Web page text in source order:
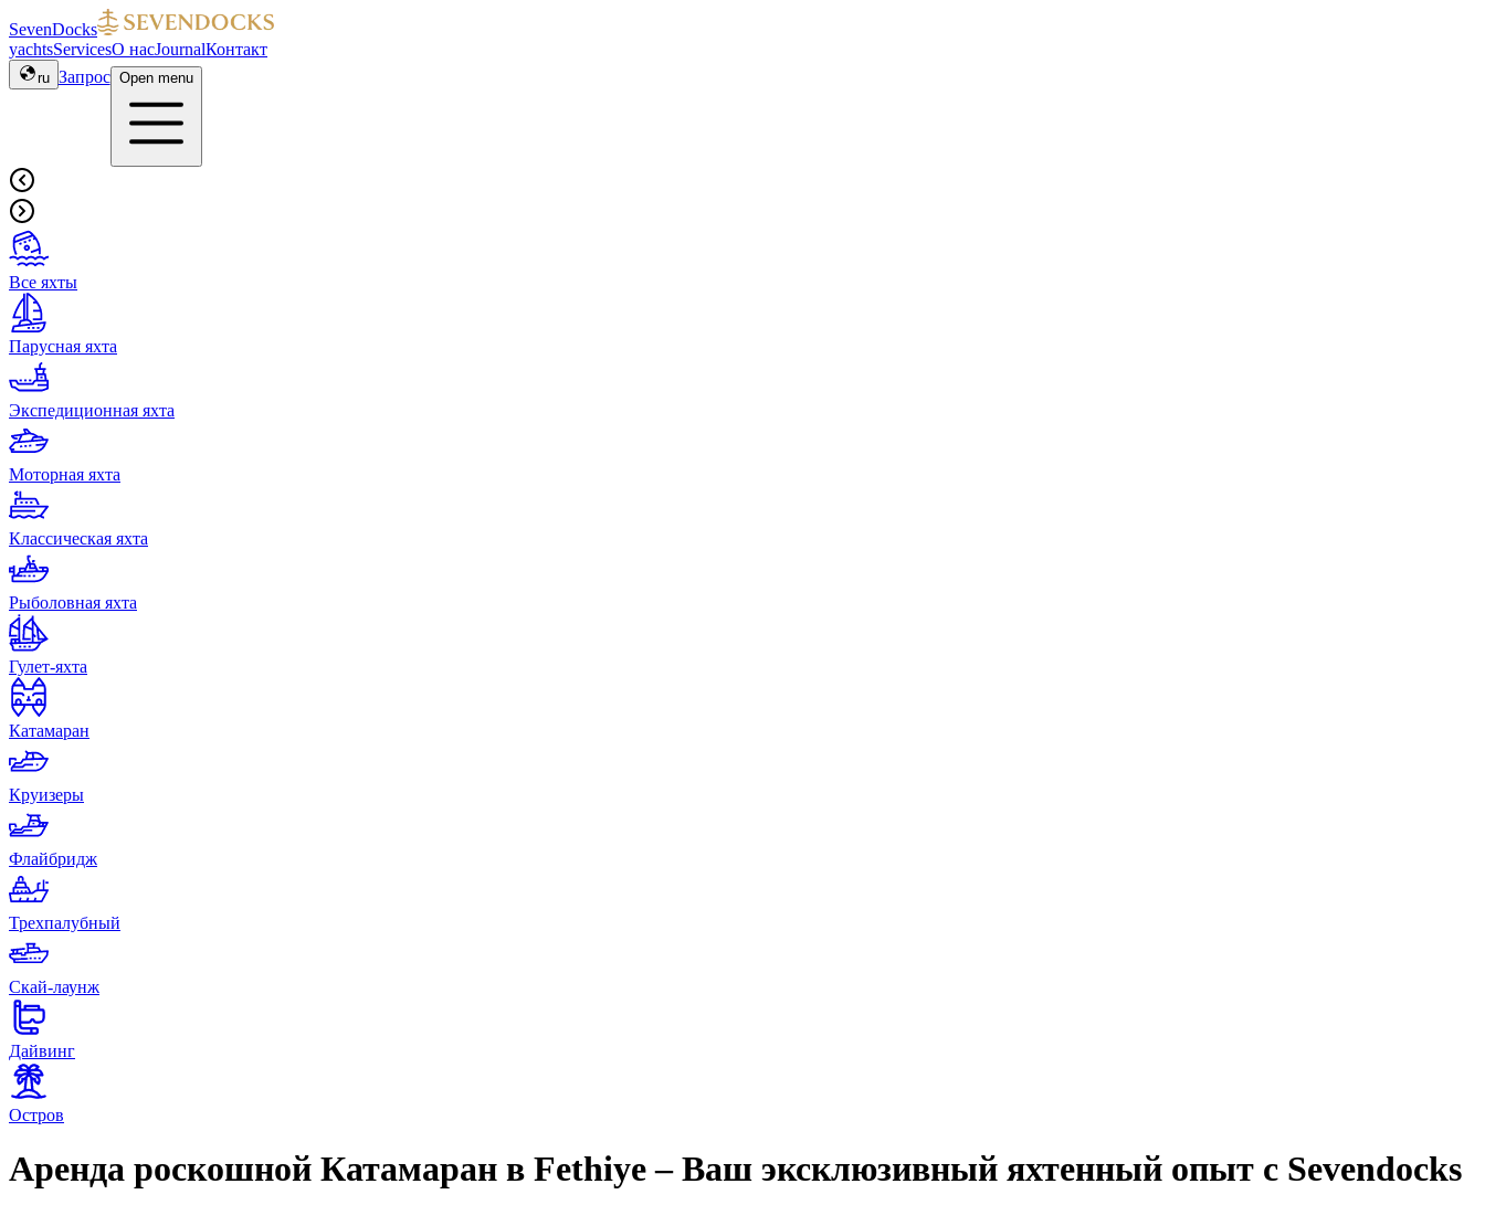
SevenDocks
yachtsServicesО насJournalКонтакт
ru Запрос Open menu
Все яхты
Парусная яхта
Экспедиционная яхта
Моторная яхта
Классическая яхта
Рыболовная яхта
Гулет-яхта
Катамаран
Круизеры
Флайбридж
Трехпалубный
Скай-лаунж
Дайвинг
Остров
Аренда роскошной Катамаран в Fethiye – Ваш эксклюзивный яхтенный опыт с Sevendocks